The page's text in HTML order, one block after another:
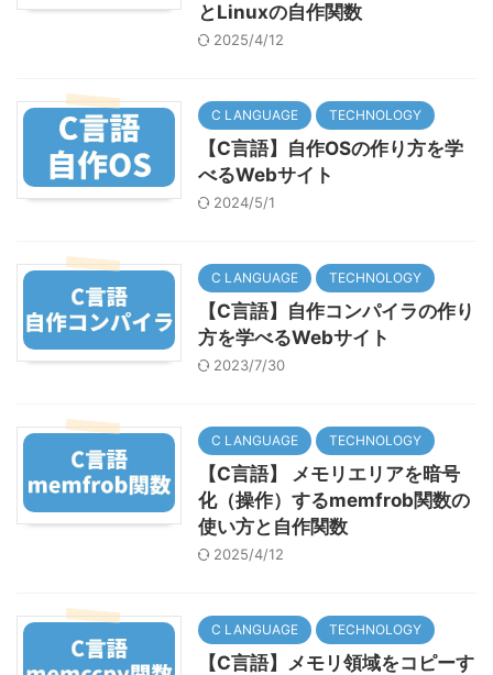
とLinuxの自作関数
2025/4/12
C LANGUAGE TECHNOLOGY
【C言語】自作OSの作り方を学
べるWebサイト
2024/5/1
C LANGUAGE TECHNOLOGY
【C言語】自作コンパイラの作り
方を学べるWebサイト
2023/7/30
C LANGUAGE TECHNOLOGY
【C言語】 メモリエリアを暗号
化（操作）するmemfrob関数の
使い方と自作関数
2025/4/12
C LANGUAGE TECHNOLOGY
【C言語】メモリ領域をコピーす